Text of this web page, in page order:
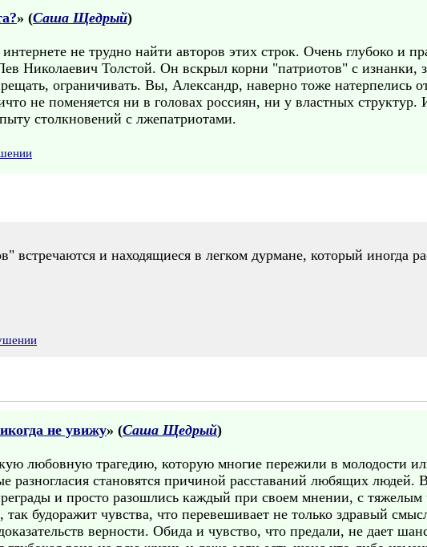
» (Саша Щедрый)
не трудно найти авторов этих строк. Очень глубоко и
Николаевич Толстой. Он вскрыл корни "патриотов" с изнанки,
ограничивать. Вы, Александр, наверно тоже натерпелись
не поменяется ни в головах россиян, ни у властных структур.
столкновений с лжепатриотами.
и находящиеся в легком дурмане, который иногда
не увижу» (Саша Щедрый)
любовную трагедию, которую многие пережили в молодости
разногласия становятся причиной расставаний любящих людей.
и просто разошлись каждый при своем мнении, с тяжелым
будоражит чувства, что перевешивает не только здравый
верности. Обида и чувство, что предали, не дает